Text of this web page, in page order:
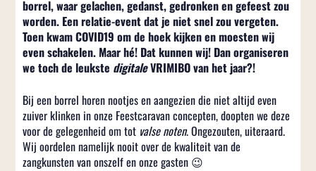
borrel, waar gelachen, gedanst, gedronken en gefeest zou
worden. Een relatie-event dat je niet snel zou vergeten.
Toen kwam COVID19 om de hoek kijken en moesten wij
even schakelen. Maar hé! Dat kunnen wij! Dan organiseren
we toch de leukste digitaleVRIMIBO van het jaar?!
Bij een borrel horen nootjes en aangezien die niet altijd even
zuiver klinken in onze Feestcaravan concepten, doopten we deze
voor de gelegenheid om tot valse noten. Ongezouten, uiteraard.
Wij oordelen namelijk nooit over de kwaliteit van de
zangkunsten van onszelf en onze gasten 😉